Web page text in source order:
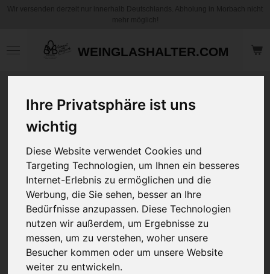
Ihre Privatsphäre ist uns
wichtig
Diese Website verwendet Cookies und
Targeting Technologien, um Ihnen ein besseres
Internet-Erlebnis zu ermöglichen und die
Werbung, die Sie sehen, besser an Ihre
Bedürfnisse anzupassen. Diese Technologien
nutzen wir außerdem, um Ergebnisse zu
messen, um zu verstehen, woher unsere
Besucher kommen oder um unsere Website
weiter zu entwickeln.
WEINGLASHALTER.COM
Becher / Tasse aus
Bär - Personalisiert
12,95 €
zzgl.Versandkosten
Tassen Art